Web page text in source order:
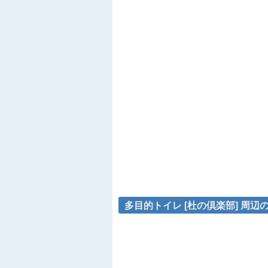
多目的トイレ [杜の倶楽部] 周辺